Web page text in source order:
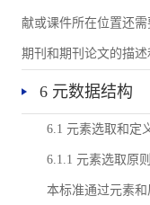
献或课件所在位置还
期刊和期刊论文的描
6 元数据结构
6.1 元素选取和定
6.1.1 元素选取原
本标准通过元素